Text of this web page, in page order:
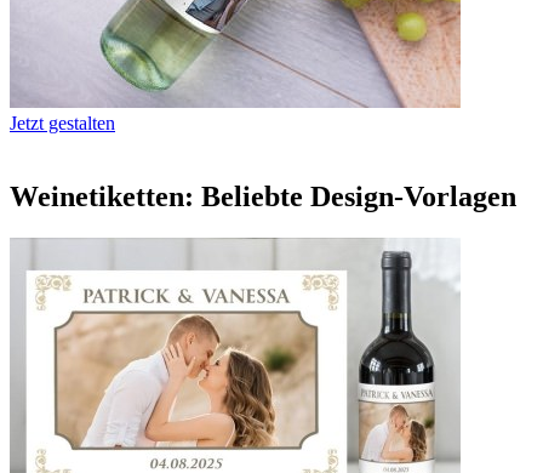
Jetzt gestalten
Weinetiketten: Beliebte Design-Vorlagen